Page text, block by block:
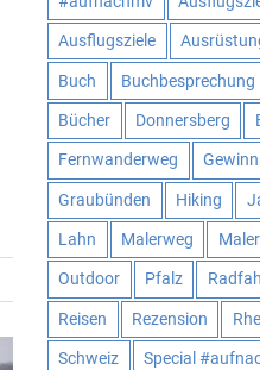
Ausflugsziele
Buch Buchbesprechung
Bücher Donnersberg
Fernwanderweg
Graubünden Hiking
Lahn Malerweg
Outdoor Pfalz
Reisen Rezension
Schweiz Special